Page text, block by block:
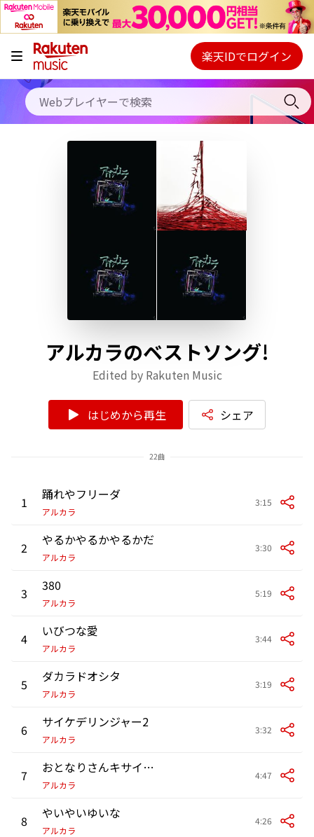
キャンペーン
料金プラン
使い方
初回30日間無料お試し
Webプレイヤー
ご契約内容の確認・変更
楽天IDでログイン
アルカラのベストソング!
Edited by Rakuten Music
はじめから再生 シェア
22曲
1 踊れやフリーダ
アルカラ
3:15
2 やるかやるかやるかだ
アルカラ
3:30
3 380
アルカラ
5:19
4 いびつな愛
アルカラ
3:44
5 ダカラドオシタ
アルカラ
3:19
6 サイケデリンジャー2
アルカラ
3:32
7 おとなりさんキサイユニバース
アルカラ
4:47
8 やいやいゆいな
アルカラ
4:26